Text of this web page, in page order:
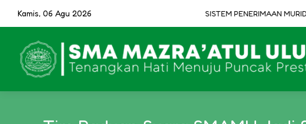
Kamis, 06 Agu 2026 SISTEM PENERIMAAN MURID